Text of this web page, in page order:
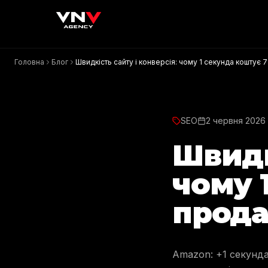
Головна Блог Швидкість сайту і конверсія: чому 1 секунда коштує
SEO 2 червня 2026
чому
Amazon: +1